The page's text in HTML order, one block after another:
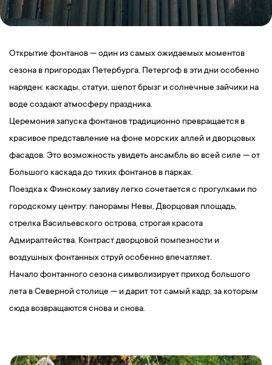
Открытие фонтанов — один из самых ожидаемых моментов
сезона в пригородах Петербурга. Петергоф в эти дни особенно
наряден: каскады, статуи, шепот брызг и солнечные зайчики на
воде создают атмосферу праздника.
Церемония запуска фонтанов традиционно превращается в
красивое представление на фоне морских аллей и дворцовых
фасадов. Это возможность увидеть ансамбль во всей силе — от
Большого каскада до тихих фонтанов в парках.
Поездка к Финскому заливу легко сочетается с прогулками по
городскому центру: панорамы Невы, Дворцовая площадь,
стрелка Васильевского острова, строгая красота
Адмиралтейства. Контраст дворцовой помпезности и
воздушных фонтанных струй особенно впечатляет.
Начало фонтанного сезона символизирует приход большого
лета в Северной столице — и дарит тот самый кадр, за которым
сюда возвращаются снова и снова.